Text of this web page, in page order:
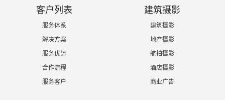
客户列表
服务体系
解决方案
服务优势
合作流程
服务客户
建筑摄影
建筑摄影
地产摄影
航拍摄影
酒店摄影
商业广告